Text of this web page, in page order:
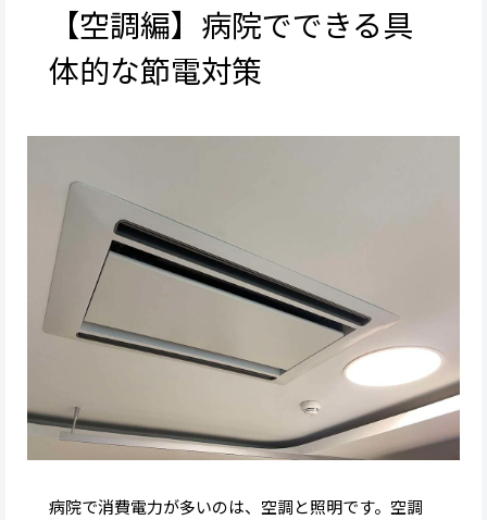
【空調編】病院でできる具
体的な節電対策
病院で消費電力が多いのは、空調と照明です。空調